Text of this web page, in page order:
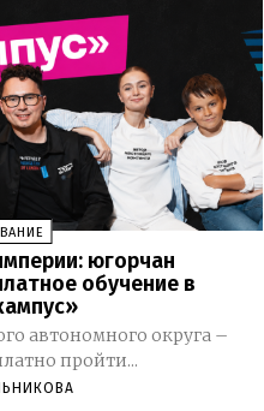
югорчан
обучение в
автономного округа –
пройти...